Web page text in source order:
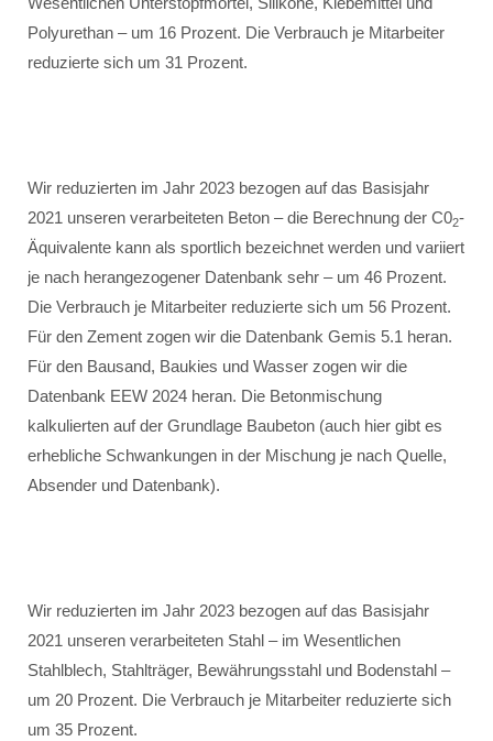
Polyurethan – um 16 Prozent. Die Verbrauch je Mitarbeiter
reduzierte sich um 31 Prozent.
Wir reduzierten im Jahr 2023 bezogen auf das Basisjahr
2021 unseren verarbeiteten Beton – die Berechnung der C02-
Äquivalente kann als sportlich bezeichnet werden und variiert
je nach herangezogener Datenbank sehr – um 46 Prozent.
Die Verbrauch je Mitarbeiter reduzierte sich um 56 Prozent.
Für den Zement zogen wir die Datenbank Gemis 5.1 heran.
Für den Bausand, Baukies und Wasser zogen wir die
Datenbank EEW 2024 heran. Die Betonmischung
kalkulierten auf der Grundlage Baubeton (auch hier gibt es
erhebliche Schwankungen in der Mischung je nach Quelle,
Absender und Datenbank).
Wir reduzierten im Jahr 2023 bezogen auf das Basisjahr
2021 unseren verarbeiteten Stahl – im Wesentlichen
Stahlblech, Stahlträger, Bewährungsstahl und Bodenstahl –
um 20 Prozent. Die Verbrauch je Mitarbeiter reduzierte sich
um 35 Prozent.